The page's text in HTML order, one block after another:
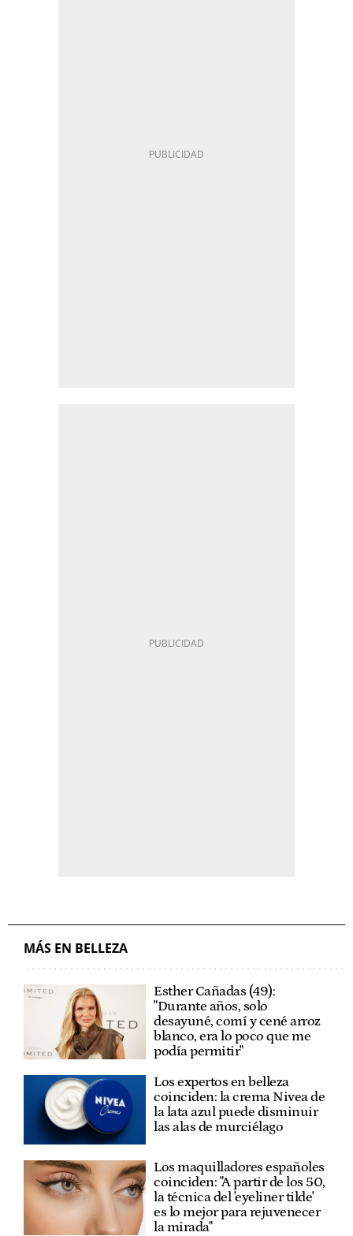
MÁS EN BELLEZA
Esther Cañadas (49):
"Durante años, solo
desayuné, comí y cené arroz
blanco, era lo poco que me
podía permitir"
Los expertos en belleza
coinciden: la crema Nivea de
la lata azul puede disminuir
las alas de murciélago
Los maquilladores españoles
coinciden: "A partir de los 50,
la técnica del 'eyeliner tilde'
es lo mejor para rejuvenecer
la mirada"